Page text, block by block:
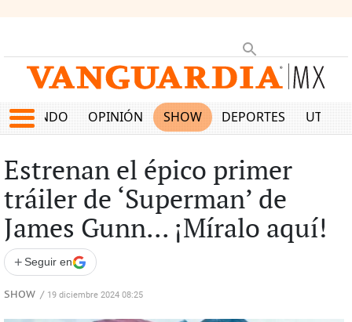
MUNDO OPINIÓN SHOW DEPORTES
Estrenan el épico primer
tráiler de ‘Superman’ de
James Gunn... ¡Míralo aquí!
+ Seguir en
SHOW / 19 diciembre 2024 08:25